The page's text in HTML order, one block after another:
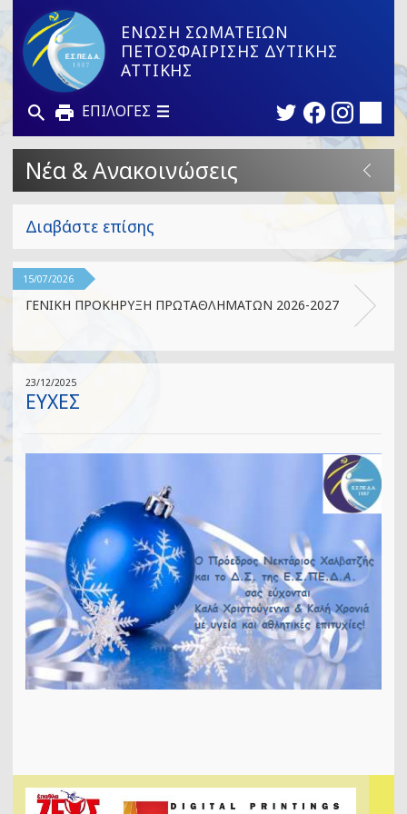
ΕΝΩΣΗ ΣΩΜΑΤΕΙΩΝ
ΠΕΤΟΣΦΑΙΡΙΣΗΣ ΔΥΤΙΚΗΣ
ΑΤΤΙΚΗΣ
ΕΠΙΛΟΓΕΣ
Νέα & Ανακοινώσεις
23/12/2025
ΕΥΧΕΣ
Διαβάστε επίσης
15/07/2026
ΓΕΝΙΚΗ ΠΡΟΚΗΡΥΞΗ ΠΡΩΤΑΘΛΗΜΑΤΩΝ 2026-2027